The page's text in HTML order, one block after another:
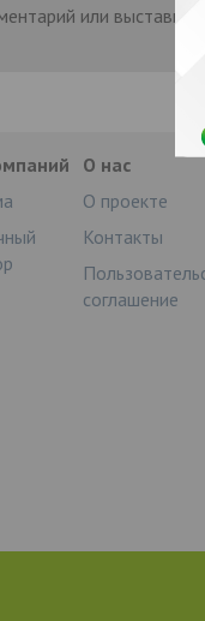
или
О нас
О проекте
Контакты
соглашение